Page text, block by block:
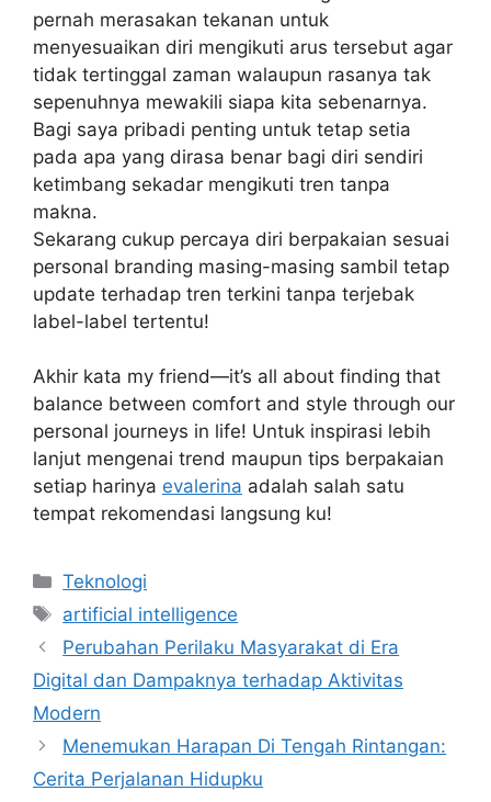
pernah merasakan tekanan untuk
menyesuaikan diri mengikuti arus tersebut agar
tidak tertinggal zaman walaupun rasanya tak
sepenuhnya mewakili siapa kita sebenarnya.
Bagi saya pribadi penting untuk tetap setia
pada apa yang dirasa benar bagi diri sendiri
ketimbang sekadar mengikuti tren tanpa
makna.
Sekarang cukup percaya diri berpakaian sesuai
personal branding masing-masing sambil tetap
update terhadap tren terkini tanpa terjebak
label-label tertentu!
Akhir kata my friend—it’s all about finding that
balance between comfort and style through our
personal journeys in life! Untuk inspirasi lebih
lanjut mengenai trend maupun tips berpakaian
setiap harinya evalerina adalah salah satu
tempat rekomendasi langsung ku!
Categories
Teknologi
Tags
artificial intelligence
Perubahan Perilaku Masyarakat di Era
Digital dan Dampaknya terhadap Aktivitas
Modern
Menemukan Harapan Di Tengah Rintangan:
Cerita Perjalanan Hidupku